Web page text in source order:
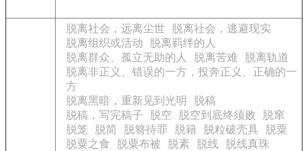
脱离社会，远离尘世
脱离社会，逃避现实
脱离组织或活动
脱离羁绊的人
脱离群众、孤立无助的人
脱离苦难
脱离轨道
脱离非正义、错误的一方，投奔正义、正确的一
方
脱离黑暗，重新见到光明
脱稿
脱稿，写完稿子
脱空 脱空到底终须败
脱窜
脱笼
脱简 脱簪待罪 脱籍 脱粒破壳具
脱粟
脱粟之食
脱粟布被 脱素 脱线
脱线真珠